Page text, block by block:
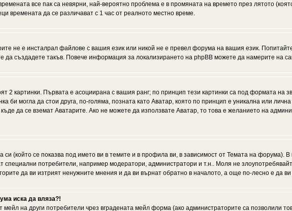
все пак са невярни, най-вероятно проблема е в промяната на времето през лятото
времената да се различават с 1 час от реалното местно време.
не е инсталрал файлове с вашия език или никой не е превел форума на вашия език.
да създадете такъв. Повече информация за локализирането на phpBB можете да намерите на
2 картинки. Първата е асоциирана с вашия ранг; по принцип тези картинки са под формата на
би могла да стои друга, по-голяма, позната като Аватар, която по принцип е уникална или
да се вземат Аватарите. Ако не можете да използвате Аватар, то това е желанието на
(който се показва под името ви в темите и в профила ви, в зависимост от Темата на форума).
специални потребители, например модератори, администратори и т.н.. Моля не
да ви изтрият ненужните мнения и да ви върнат обратно в началото, а още по-лесно е да ви
иска да вляза?!
на други потребители чрез вградената мейл форма (ако администраторите са позволили